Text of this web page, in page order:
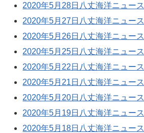
2020年5月28日八丈海洋ニュース
2020年5月27日八丈海洋ニュース
2020年5月26日八丈海洋ニュース
2020年5月25日八丈海洋ニュース
2020年5月22日八丈海洋ニュース
2020年5月21日八丈海洋ニュース
2020年5月20日八丈海洋ニュース
2020年5月19日八丈海洋ニュース
2020年5月18日八丈海洋ニュース